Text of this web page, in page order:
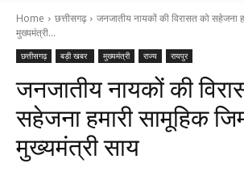
Home छत्तीसगढ़
जनजातीय नायकों की विरासत को सहेजना
मुख्यमंत्री...
छत्तीसगढ़ बड़ी खबर मुख्यमंत्री राज्य रायपुर
जनजातीय नायकों की
सहेजना हमारी सामूहिक
मुख्यमंत्री साय